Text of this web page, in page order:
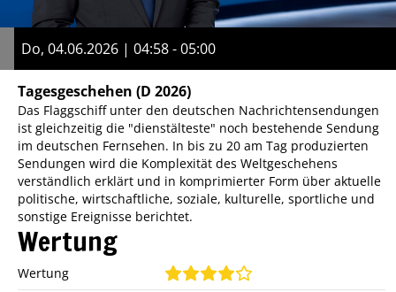
Do, 04.06.2026 | 04:58 - 05:00
Tagesgeschehen (D 2026)
Das Flaggschiff unter den deutschen Nachrichtensendungen
ist gleichzeitig die "dienstälteste" noch bestehende Sendung
im deutschen Fernsehen. In bis zu 20 am Tag produzierten
Sendungen wird die Komplexität des Weltgeschehens
verständlich erklärt und in komprimierter Form über aktuelle
politische, wirtschaftliche, soziale, kulturelle, sportliche und
sonstige Ereignisse berichtet.
Wertung
Wertung